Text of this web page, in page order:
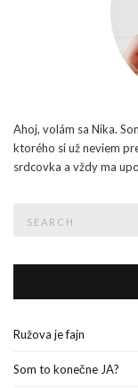
Ahoj, volám sa Nika.
ktorého si už neviem
srdcovka a vždy ma
Ružova je fajn
Som to konečne JA?